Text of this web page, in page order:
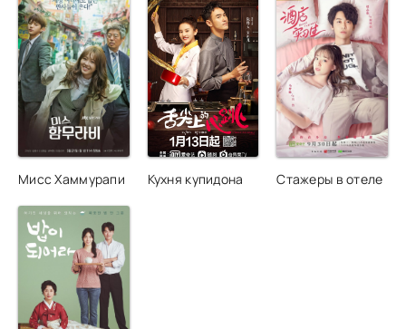
Мисс Хаммурапи Кухня купидона Стажеры в отеле